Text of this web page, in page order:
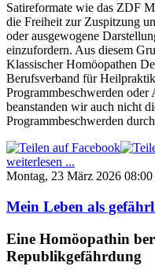
Satireformate wie das ZDF
die Freiheit zur Zuspitzung
oder ausgewogene
einzufordern. Aus diesem
Klassischer Homöopathen
Berufsverband für
Programmbeschwerden
beanstanden wir auch nicht
Programmbeschwerden
weiterlesen ...
Montag, 23 März 2026 08:00
Mein Leben als
Eine Homöopathin
Republikgefährdung